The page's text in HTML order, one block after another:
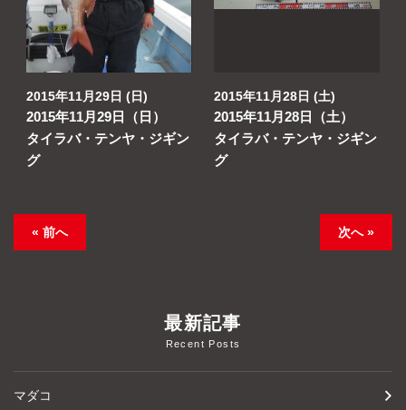
2015年11月29日 (日)
2015年11月29日（日）
タイラバ・テンヤ・ジギン
グ
2015年11月28日 (土)
2015年11月28日（土）
タイラバ・テンヤ・ジギン
グ
« 前へ 次へ »
最新記事
Recent Posts
マダコ